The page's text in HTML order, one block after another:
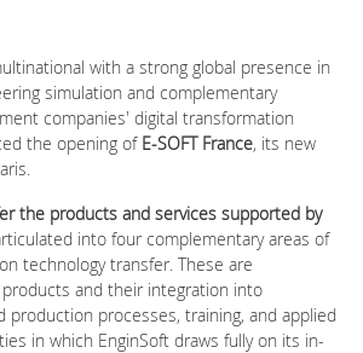
with a strong global presence in
simulation and complementary
companies' digital transformation
the opening of E-SOFT France, its new
the products and services supported by
into four complementary areas of
technology transfer. These are
and their integration into
production processes, training, and applied
in which EnginSoft draws fully on its in-